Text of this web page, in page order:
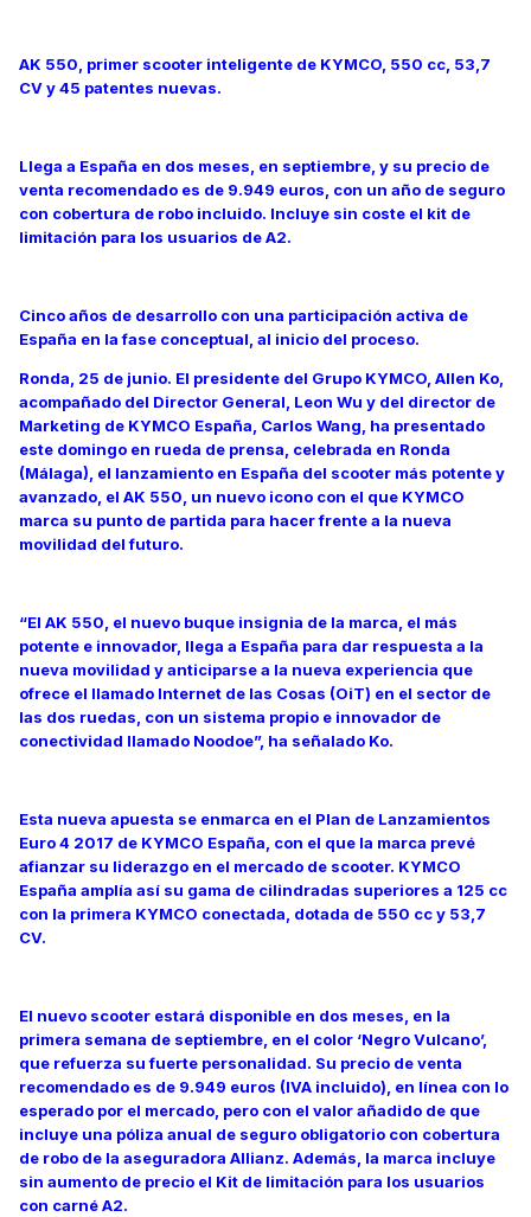
AK 550, primer scooter inteligente de KYMCO, 550 cc, 53,7
CV y 45 patentes nuevas.
Llega a España en dos meses, en septiembre, y su precio de
venta recomendado es de 9.949 euros, con un año de seguro
con cobertura de robo incluido. Incluye sin coste el kit de
limitación para los usuarios de A2.
Cinco años de desarrollo con una participación activa de
España en la fase conceptual, al inicio del proceso.
Ronda, 25 de junio. El presidente del Grupo KYMCO, Allen Ko,
acompañado del Director General, Leon Wu y del director de
Marketing de KYMCO España, Carlos Wang, ha presentado
este domingo en rueda de prensa, celebrada en Ronda
(Málaga), el lanzamiento en España del scooter más potente y
avanzado, el AK 550, un nuevo icono con el que KYMCO
marca su punto de partida para hacer frente a la nueva
movilidad del futuro.
“El AK 550, el nuevo buque insignia de la marca, el más
potente e innovador, llega a España para dar respuesta a la
nueva movilidad y anticiparse a la nueva experiencia que
ofrece el llamado Internet de las Cosas (OiT) en el sector de
las dos ruedas, con un sistema propio e innovador de
conectividad llamado Noodoe”, ha señalado Ko.
Esta nueva apuesta se enmarca en el Plan de Lanzamientos
Euro 4 2017 de KYMCO España, con el que la marca prevé
afianzar su liderazgo en el mercado de scooter. KYMCO
España amplía así su gama de cilindradas superiores a 125 cc
con la primera KYMCO conectada, dotada de 550 cc y 53,7
CV.
El nuevo scooter estará disponible en dos meses, en la
primera semana de septiembre, en el color ‘Negro Vulcano’,
que refuerza su fuerte personalidad. Su precio de venta
recomendado es de 9.949 euros (IVA incluido), en línea con lo
esperado por el mercado, pero con el valor añadido de que
incluye una póliza anual de seguro obligatorio con cobertura
de robo de la aseguradora Allianz. Además, la marca incluye
sin aumento de precio el Kit de limitación para los usuarios
con carné A2.